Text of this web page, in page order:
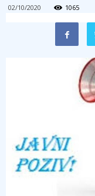
02/10/2020 1065